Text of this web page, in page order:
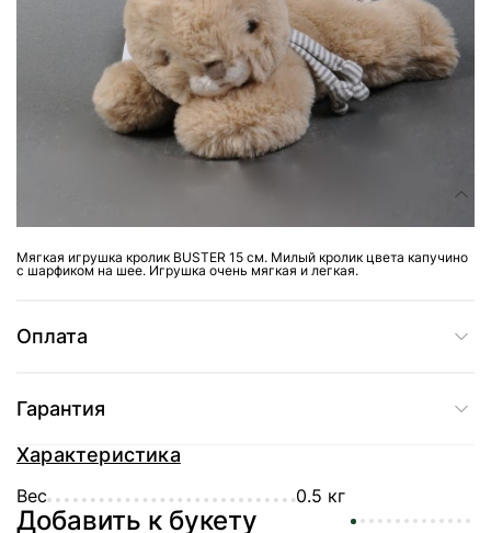
Доставка
Мягкая игрушка кролик BUSTER 15 см. Милый кролик цвета капучино
с шарфиком на шее. Игрушка очень мягкая и легкая.
Оплата
Гарантия
Характеристика
Вес 0.5 кг
Добавить к букету